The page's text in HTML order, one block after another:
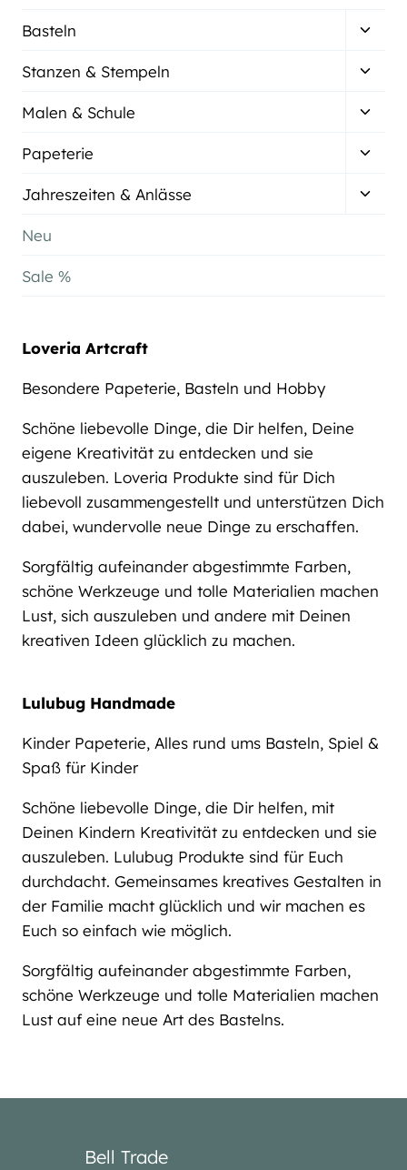
Basteln
Stanzen & Stempeln
Malen & Schule
Papeterie
Jahreszeiten & Anlässe
Neu
Sale %
Loveria Artcraft
Besondere Papeterie, Basteln und Hobby
Schöne liebevolle Dinge, die Dir helfen, Deine
eigene Kreativität zu entdecken und sie
auszuleben. Loveria Produkte sind für Dich
liebevoll zusammengestellt und unterstützen Dich
dabei, wundervolle neue Dinge zu erschaffen.
Sorgfältig aufeinander abgestimmte Farben,
schöne Werkzeuge und tolle Materialien machen
Lust, sich auszuleben und andere mit Deinen
kreativen Ideen glücklich zu machen.
Lulubug Handmade
Kinder Papeterie, Alles rund ums Basteln, Spiel &
Spaß für Kinder
Schöne liebevolle Dinge, die Dir helfen, mit
Deinen Kindern Kreativität zu entdecken und sie
auszuleben. Lulubug Produkte sind für Euch
durchdacht. Gemeinsames kreatives Gestalten in
der Familie macht glücklich und wir machen es
Euch so einfach wie möglich.
Sorgfältig aufeinander abgestimmte Farben,
schöne Werkzeuge und tolle Materialien machen
Lust auf eine neue Art des Bastelns.
Bell Trade